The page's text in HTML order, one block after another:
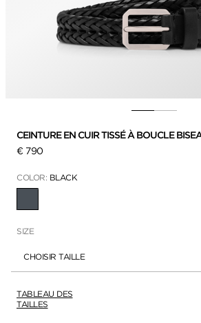
CEINTURE EN CUIR TISSÉ À BOUCLE
€ 790
COLOR: BLACK
SIZE
CHOISIR TAILLE
TABLEAU DES
TAILLES